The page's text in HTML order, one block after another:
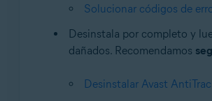
Solucionar códigos de
Desinstala por completo y
dañados. Recomendamos
Desinstalar Avast